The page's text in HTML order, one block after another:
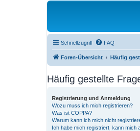
Schnellzugriff FAQ
Foren-Übersicht Häufig
Häufig gestellte
Registrierung und Anmeldung
Wozu muss ich mich registrieren?
Was ist COPPA?
Warum kann ich mich nicht
Ich habe mich registriert, kann mich